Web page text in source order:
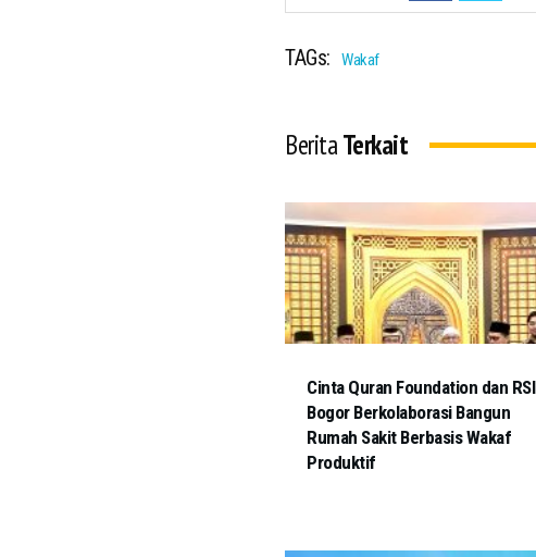
TAGs: Wakaf
BeritaTerkait
Cinta Quran Foundation dan RSI
Bogor Berkolaborasi Bangun
Rumah Sakit Berbasis Wakaf
Produktif